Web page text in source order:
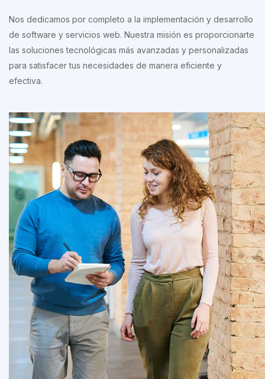
Nos dedicamos por completo a la implementación y desarrollo
de software y servicios web. Nuestra misión es proporcionarte
las soluciones tecnológicas más avanzadas y personalizadas
para satisfacer tus necesidades de manera eficiente y
efectiva.